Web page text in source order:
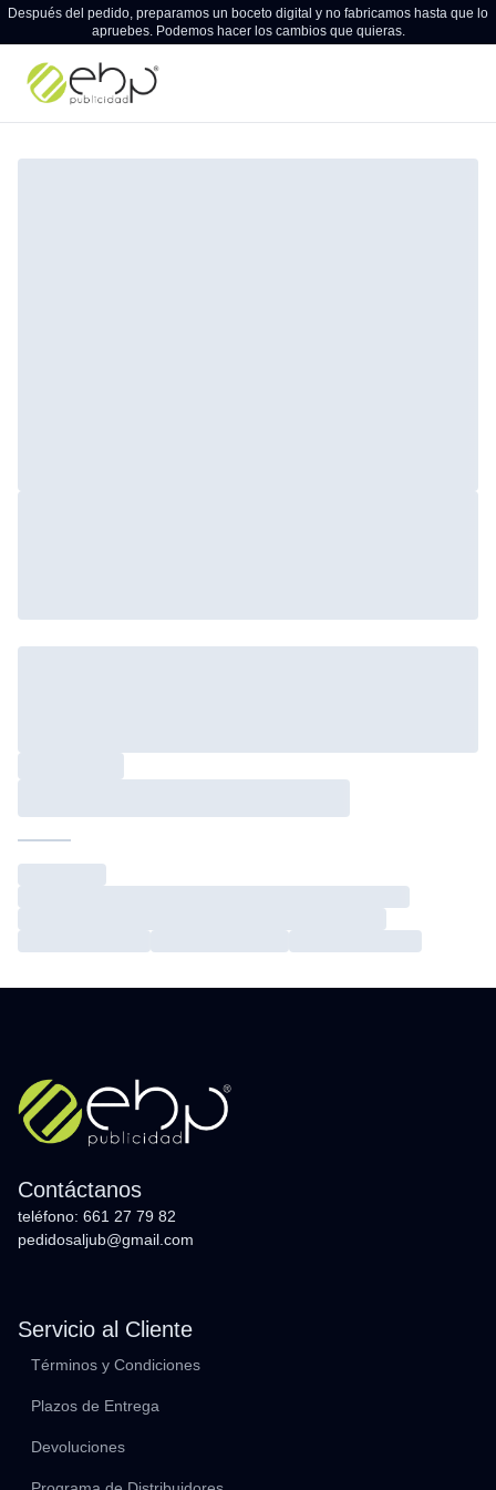
Después del pedido, preparamos un boceto digital y no fabricamos hasta que lo
apruebes. Podemos hacer los cambios que quieras.
Contáctanos
teléfono: 661 27 79 82
pedidosaljub@gmail.com
Servicio al Cliente
Términos y Condiciones
Plazos de Entrega
Devoluciones